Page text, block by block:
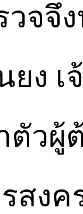
วจจึ
ยง
วผู้
สง